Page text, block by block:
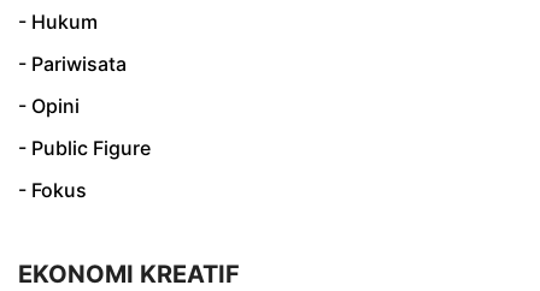
- Hukum
- Pariwisata
- Opini
- Public Figure
- Fokus
EKONOMI KREATIF